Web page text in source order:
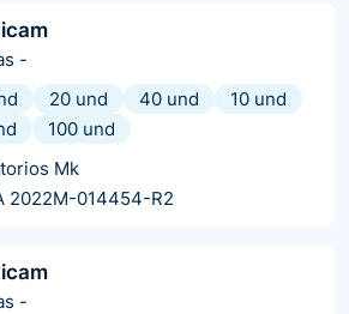
-
20 und 40 und
10 und
100 und
Mk
2022M-014454-R2
-